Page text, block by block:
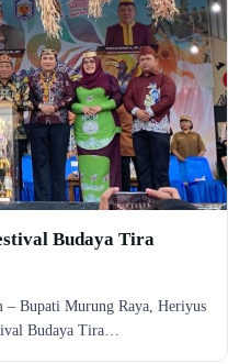
Budaya Tira
Bupati Murung Raya, Heriyus
Budaya Tira…